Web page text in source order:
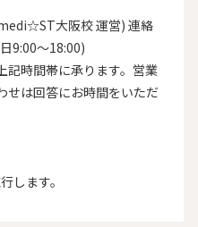
大阪校 運営) 連絡
9:00〜18:00)
時間帯に承ります。営業
せは回答にお時間をいただ
します。